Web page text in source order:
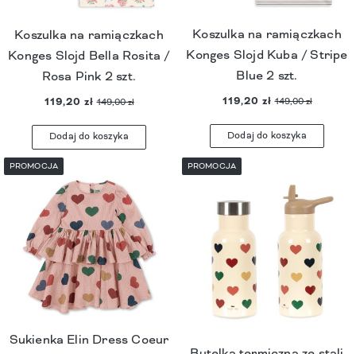
Koszulka na ramiączkach
Konges Slojd Bella Rosita /
Rosa Pink 2 szt.
119,20 zł 149,00 zł
Dodaj do koszyka
Koszulka na ramiączkach
Konges Slojd Kuba / Stripe
Blue 2 szt.
119,20 zł 149,00 zł
Dodaj do koszyka
Sukienka Elin Dress Coeur
PROMOCJA PROMOCJA